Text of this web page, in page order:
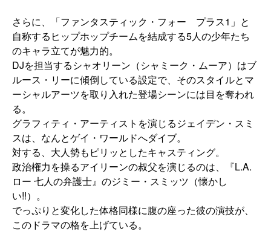
さらに、「ファンタスティック・フォー プラス1」と
自称するヒップホップチームを結成する5人の少年たち
のキャラ立てが魅力的。
DJを担当するシャオリーン（シャミーク・ムーア）はブ
ルース・リーに傾倒している設定で、そのスタイルとマ
ーシャルアーツを取り入れた登場シーンには目を奪われ
る。
グラフィティ・アーティストを演じるジェイデン・スミ
スは、なんとゲイ・ワールドへダイブ。
対する、大人勢もピリッとしたキャスティング。
政治権力を操るアイリーンの叔父を演じるのは、『L.A.
ロー 七人の弁護士』のジミー・スミッツ（懐かし
い!!）。
でっぷりと変化した体格同様に腹の座った彼の演技が、
このドラマの格を上げている。